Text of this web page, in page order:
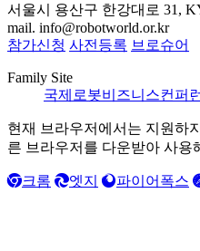
서울시 용산구 한강대로 31,
mail. info@robotworld.or.kr
참가신청 사전등록 브로슈어
Family Site
국제로봇비즈니스컨퍼
현재 브라우저에서는 지원하
른 브라우저를 다운받아 사용
크롬 엣지 파이어폭스